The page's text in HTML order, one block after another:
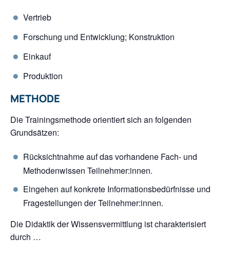
Vertrieb
Forschung und Entwicklung; Konstruktion
Einkauf
Produktion
METHODE
Die Trainingsmethode orientiert sich an folgenden
Grundsätzen:
Rücksichtnahme auf das vorhandene Fach- und
Methodenwissen Teilnehmer:innen.
Eingehen auf konkrete Informationsbedürfnisse und
Fragestellungen der Teilnehmer:innen.
Die Didaktik der Wissensvermittlung ist charakterisiert
durch …